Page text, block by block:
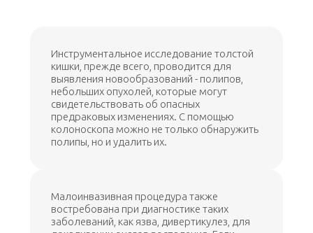
Инструментальное исследование толстой
кишки, прежде всего, проводится для
выявления новообразований - полипов,
небольших опухолей, которые могут
свидетельствовать об опасных
предраковых изменениях. С помощью
колоноскопа можно не только обнаружить
полипы, но и удалить их.
Малоинвазивная процедура также
востребована при диагностике таких
заболеваний, как язва, дивертикулез, для